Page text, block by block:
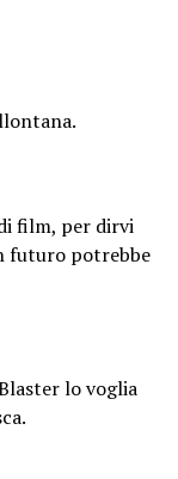
film, per dirvi
futuro potrebbe
lo voglia